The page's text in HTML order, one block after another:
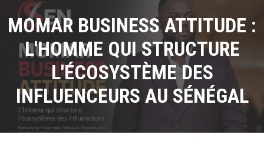
MOMAR BUSINESS ATTITUDE :
L'HOMME QUI STRUCTURE
L'ÉCOSYSTÈME DES
INFLUENCEURS AU SÉNÉGAL